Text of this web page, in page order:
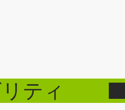
ティ